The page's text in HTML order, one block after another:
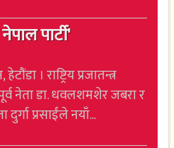
पार्टी'
। राष्ट्रिय प्रजातन्त्र
पूर्व नेता डा. धवलशमशेर जबरा र
दुर्गा प्रसाईंले नयाँ...